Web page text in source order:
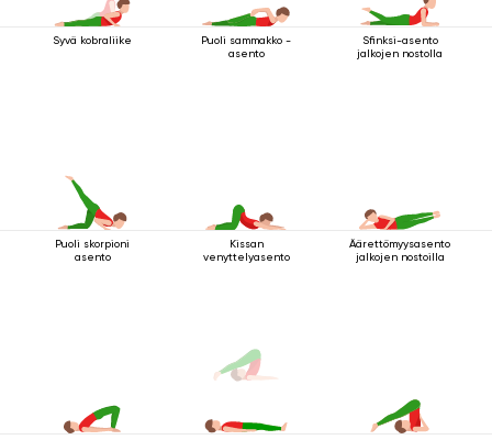
Syvä kobraliike
Puoli sammakko -
asento
Sfinksi-asento
jalkojen nostolla
Puoli skorpioni
asento
Kissan
venyttelyasento
Äärettömyysasento
jalkojen nostoilla